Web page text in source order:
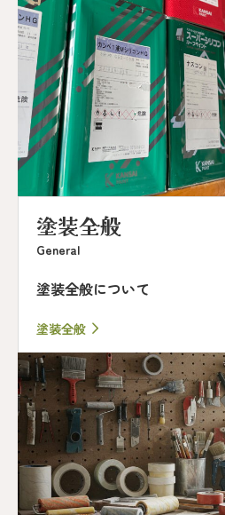
塗装全般
General
塗装全般について
塗装全般